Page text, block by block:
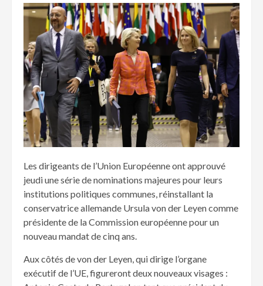
Les dirigeants de l’Union Européenne ont approuvé
jeudi une série de nominations majeures pour leurs
institutions politiques communes, réinstallant la
conservatrice allemande Ursula von der Leyen comme
présidente de la Commission européenne pour un
nouveau mandat de cinq ans.
Aux côtés de von der Leyen, qui dirige l’organe
exécutif de l’UE, figureront deux nouveaux visages :